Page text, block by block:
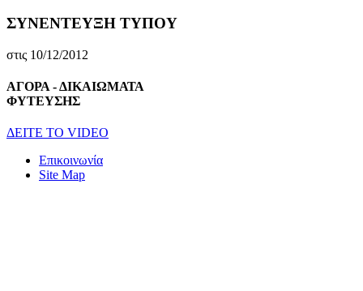
ΣΥΝΕΝΤΕΥΞΗ ΤΥΠΟΥ
στις 10/12/2012
ΑΓΟΡΑ - ΔΙΚΑΙΩΜΑΤΑ
ΦΥΤΕΥΣΗΣ
ΔEITE TO VIDEO
Επικοινωνία
Site Map